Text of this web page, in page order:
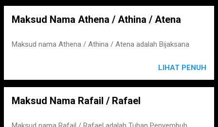
Maksud Nama Athena / Athina / Atena
Maksud nama Athena / Athina / Atena adalah Bijaksana
LIHAT PENUH
Maksud Nama Rafail / Rafael